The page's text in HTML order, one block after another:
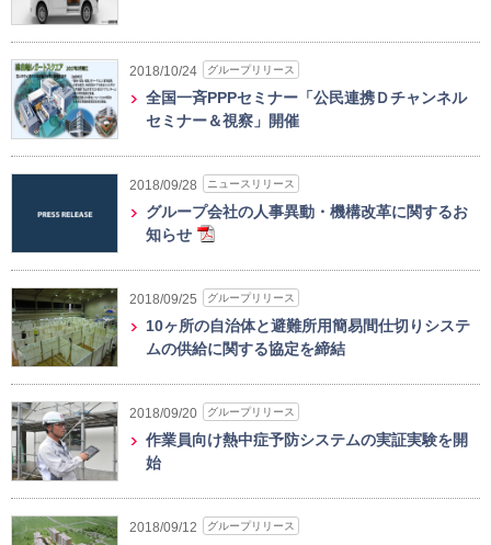
2018/10/24 グループリリース
全国一斉PPPセミナー「公民連携Ｄチャンネル
セミナー＆視察」開催
2018/09/28 ニュースリリース
グループ会社の人事異動・機構改革に関するお
知らせ
2018/09/25 グループリリース
10ヶ所の自治体と避難所用簡易間仕切りシステ
ムの供給に関する協定を締結
2018/09/20 グループリリース
作業員向け熱中症予防システムの実証実験を開
始
2018/09/12 グループリリース